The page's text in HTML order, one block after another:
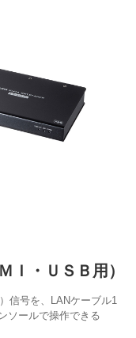
Ｉ・ＵＳＢ用）
信号を、LANケーブル1
ソールで操作できる